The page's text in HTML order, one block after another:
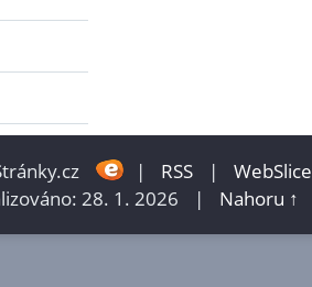
| RSS |
WebSlice
28. 1. 2026
| Nahoru ↑